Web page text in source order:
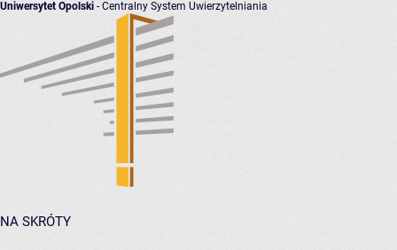
Uniwersytet Opolski - Centralny System Uwierzytelniania
NA SKRÓTY